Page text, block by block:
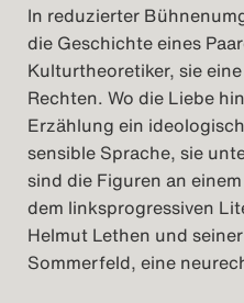
In reduzierter
die Geschichte eines
Kulturtheoretiker, sie
Rechten. Wo die Liebe
Erzählung ein
sensible Sprache, sie
sind die Figuren an
dem linksprogressiven
Helmut Lethen und
Sommerfeld, eine